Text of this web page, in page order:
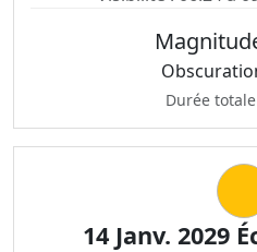
Durée
14 Janv. 2029